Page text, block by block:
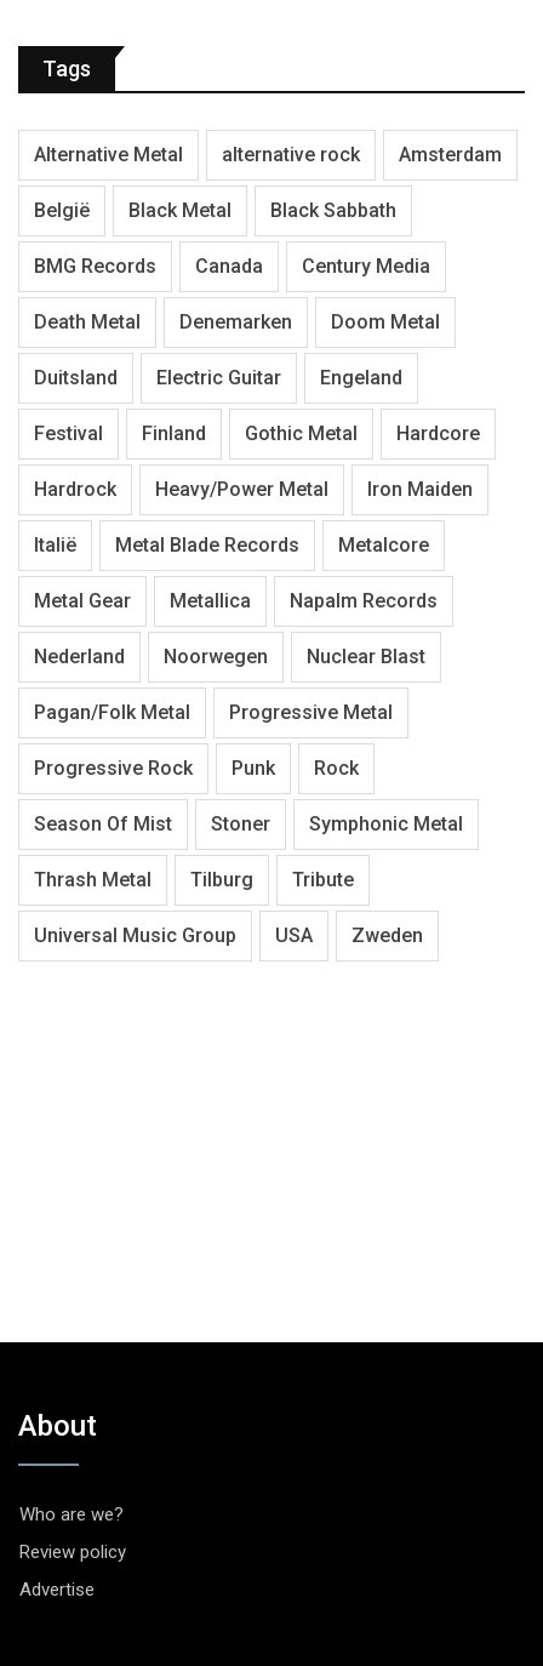
Tags
Alternative Metal alternative rock Amsterdam
België Black Metal Black Sabbath
BMG Records Canada Century Media
Death Metal Denemarken Doom Metal
Duitsland Electric Guitar Engeland
Festival Finland Gothic Metal Hardcore
Hardrock Heavy/Power Metal Iron Maiden
Italië Metal Blade Records Metalcore
Metal Gear Metallica Napalm Records
Nederland Noorwegen Nuclear Blast
Pagan/Folk Metal Progressive Metal
Progressive Rock Punk Rock
Season Of Mist Stoner Symphonic Metal
Thrash Metal Tilburg Tribute
Universal Music Group USA Zweden
About
Who are we?
Review policy
Advertise